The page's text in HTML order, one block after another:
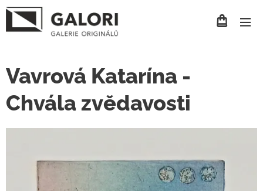
Vavrová Katarína -
Chvála zvědavosti